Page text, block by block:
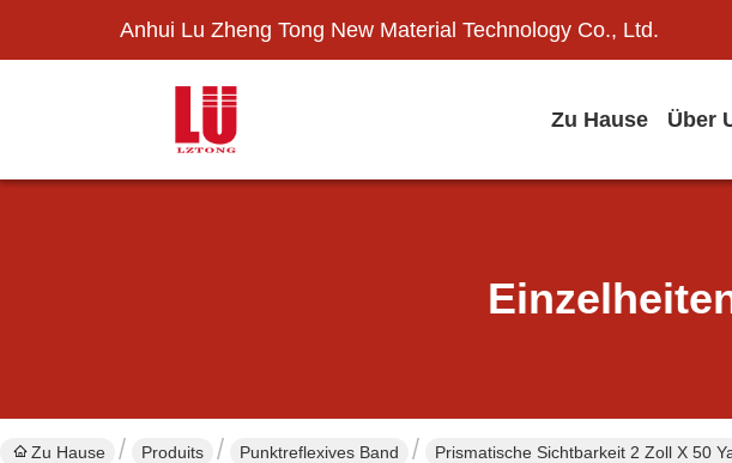
Anhui Lu Zheng Tong New Material Technology Co., Ltd.
Zu Hause Über
Zu Hause Produits Punktreflexives Band Prismatische Sichtbarkeit 2 Zoll X 50